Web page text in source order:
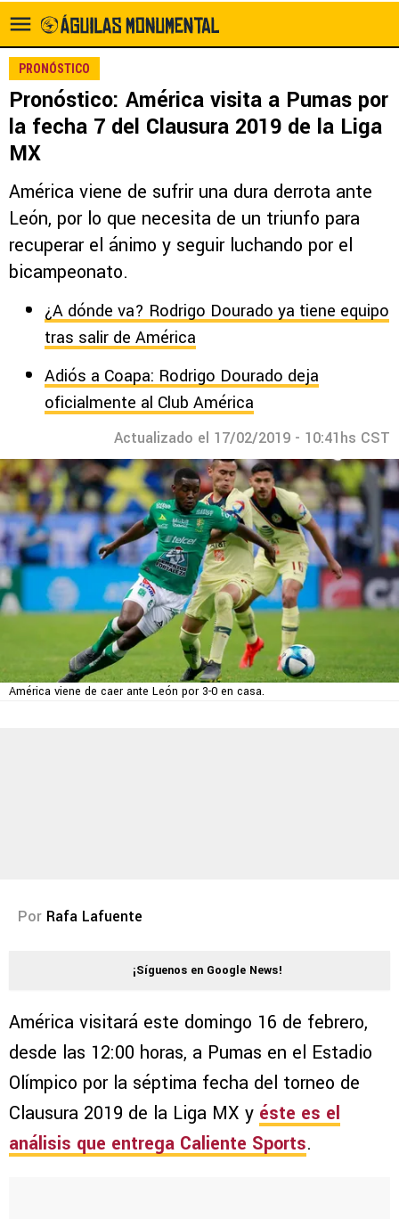
PRONÓSTICO
Pronóstico: América visita a Pumas por
la fecha 7 del Clausura 2019 de la Liga
MX
América viene de sufrir una dura derrota ante
León, por lo que necesita de un triunfo para
recuperar el ánimo y seguir luchando por el
bicampeonato.
¿A dónde va? Rodrigo Dourado ya tiene equipo
tras salir de América
Adiós a Coapa: Rodrigo Dourado deja
oficialmente al Club América
Actualizado el 17/02/2019 - 10:41hs CST
América viene de caer ante León por 3-0 en casa.
Por Rafa Lafuente
¡Síguenos en Google News!
América visitará este domingo 16 de febrero,
desde las 12:00 horas, a Pumas en el Estadio
Olímpico por la séptima fecha del torneo de
Clausura 2019 de la Liga MX y éste es el
análisis que entrega Caliente Sports.